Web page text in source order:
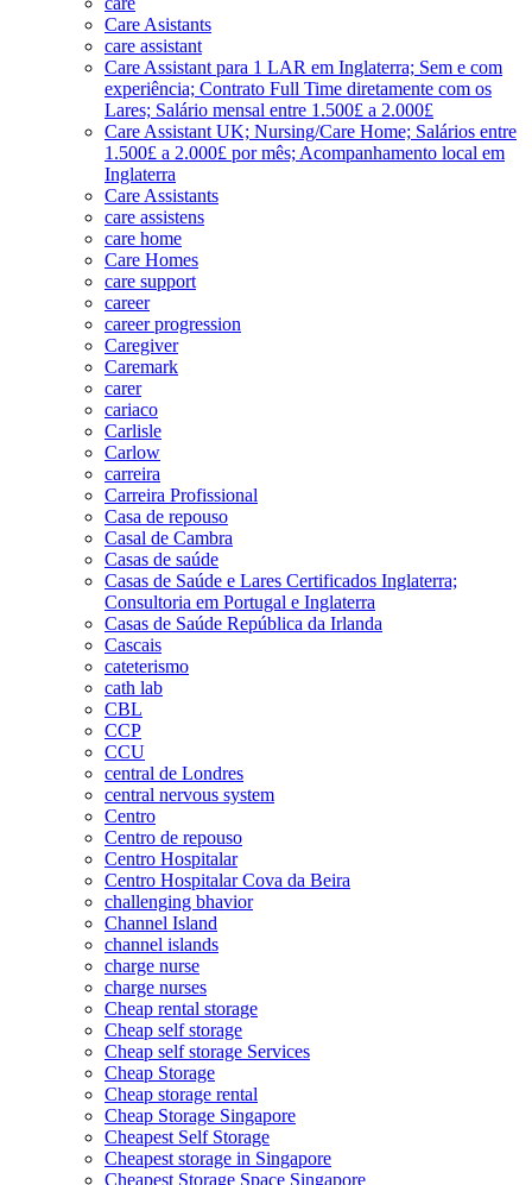
Care Asistants
care assistant
Care Assistant para 1 LAR em Inglaterra; Sem e com
experiência; Contrato Full Time diretamente com os
Lares; Salário mensal entre 1.500£ a 2.000£
Care Assistant UK; Nursing/Care Home; Salários entre
1.500£ a 2.000£ por mês; Acompanhamento local em
Inglaterra
Care Assistants
care assistens
care home
Care Homes
care support
career
career progression
Caregiver
Caremark
carer
cariaco
Carlisle
Carlow
carreira
Carreira Profissional
Casa de repouso
Casal de Cambra
Casas de saúde
Casas de Saúde e Lares Certificados Inglaterra;
Consultoria em Portugal e Inglaterra
Casas de Saúde República da Irlanda
Cascais
cateterismo
cath lab
CBL
CCP
CCU
central de Londres
central nervous system
Centro
Centro de repouso
Centro Hospitalar
Centro Hospitalar Cova da Beira
challenging bhavior
Channel Island
channel islands
charge nurse
charge nurses
Cheap rental storage
Cheap self storage
Cheap self storage Services
Cheap Storage
Cheap storage rental
Cheap Storage Singapore
Cheapest Self Storage
Cheapest storage in Singapore
Cheapest Storage Space Singapore